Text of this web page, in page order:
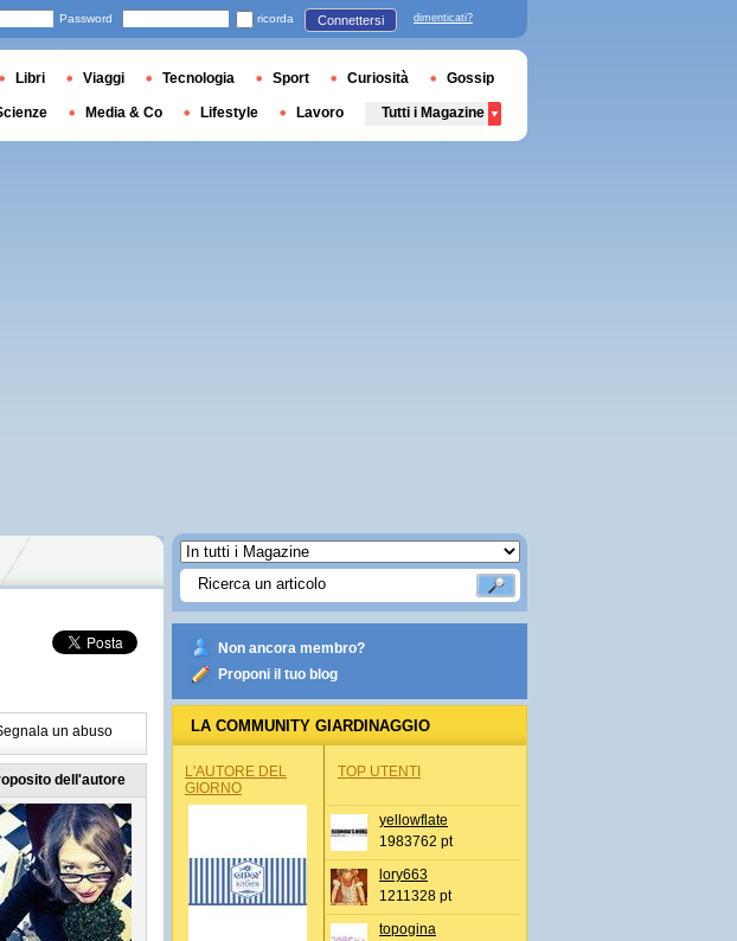
un abuso
dell'autore
Non ancora membro?
Proponi il tuo blog
LA COMMUNITY GIARDINAGGIO
L'AUTORE DEL
GIORNO
TOP UTENTI
yellowflate
1983762 pt
lory663
1211328 pt
topogina
Password ricorda Connettersi dimenticati?
Libri Viaggi Tecnologia Sport Curiosità Gossip
Media & Co Lifestyle Lavoro Tutti i Magazine